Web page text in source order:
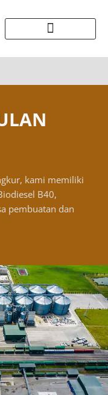
kami memiliki
B40,
pembuatan dan